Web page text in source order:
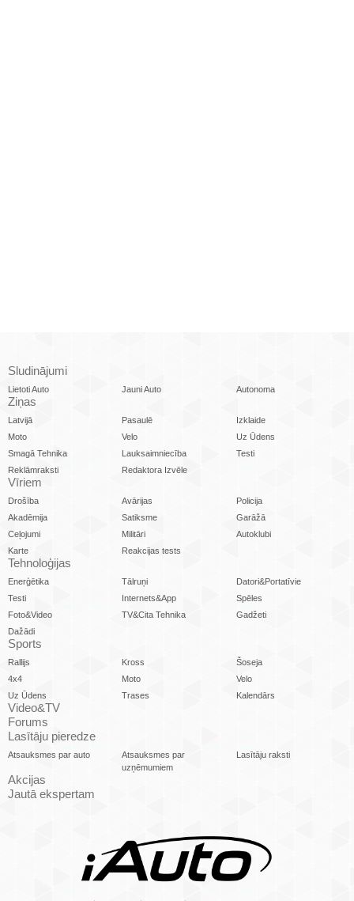
Sludinājumi
Lietoti Auto Jauni Auto Autonoma
Ziņas
Latvijā Pasaulē
Izklaide
Moto
Velo
Uz Ūdens
Smagā Tehnika
Lauksaimniecība
Testi
Reklāmraksti
Redaktora Izvēle
Vīriem
Drošība Avārijas
Policija
Akadēmija
Satiksme
Garāžā
Ceļojumi
Militāri
Autoklubi
Karte
Reakcijas tests
Tehnoloģijas
Enerģētika Tālruņi
Datori&Portatīvie
Testi
Internets&App
Spēles
Foto&Video
TV&Cita Tehnika
Gadžeti
Dažādi
Sports
Rallijs Kross
Šoseja
4x4
Moto
Velo
Uz Ūdens
Trases Kalendārs
Video&TV
Forums
Lasītāju pieredze
Atsauksmes par auto
Atsauksmes par
uzņēmumiem
Lasītāju raksti
Akcijas
Jautā ekspertam